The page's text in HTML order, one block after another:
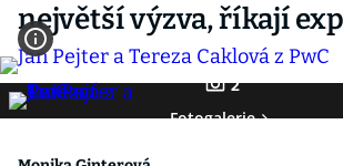
největší výzva, říkají
2
Fotogalerie